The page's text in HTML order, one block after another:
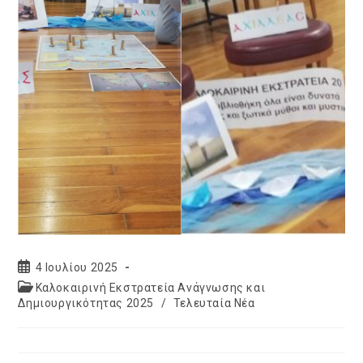
Post
published:
4 Ιουλίου 2025
Post
category:
Καλοκαιρινή Εκστρατεία Ανάγνωσης και
Δημιουργικότητας 2025
/ Τελευταία Νέα